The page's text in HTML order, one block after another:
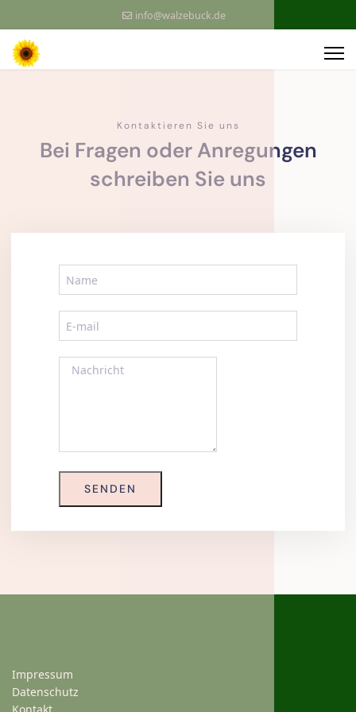
info@walzebuck.de
Kontaktieren Sie uns
Bei Fragen oder Anregungen
schreiben Sie uns
SENDEN
Impressum
Datenschutz